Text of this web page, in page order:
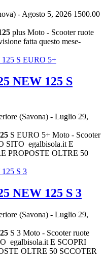
- Agosto 5, 2026 1500.00
plus Moto - Scooter ruote
fatta questo mese-
NEW 125 S
(Savona) - Luglio 29,
S EURO 5+ Moto - Scooter
SITO egalbisola.it E
PROPOSTE OLTRE 50
NEW 125 S 3
(Savona) - Luglio 29,
S 3 Moto - Scooter ruote
egalbisola.it E SCOPRI
OLTRE 50 SCCOTER